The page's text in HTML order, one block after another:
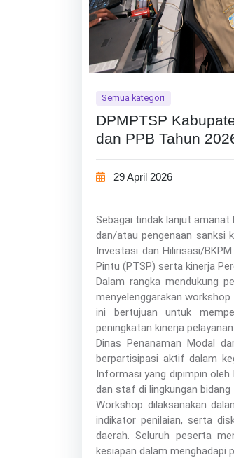
Semua kategori
DPMPTSP
dan PPB Tahun
29 April 2026
Sebagai tindak lanjut amanat
dan/atau pengenaan sanksi
Investasi dan Hilirisasi/
Pintu (PTSP) serta kinerja
Dalam rangka mendukung
menyelenggarakan
ini bertujuan untuk
peningkatan kinerja
Dinas Penanaman Modal
berpartisipasi aktif dalam
Informasi yang dipimpin oleh
dan staf di lingkungan
Workshop dilaksanakan
indikator penilaian, serta
daerah. Seluruh peserta
kesiapan dalam menghadapi